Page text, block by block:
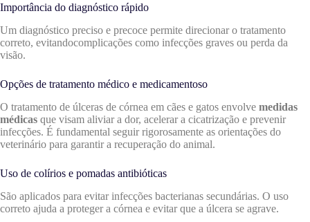
Importância do diagnóstico rápido
Um diagnóstico preciso e precoce permite direcionar o tratamento
correto, evitandocomplicações como infecções graves ou perda da
visão.
Opções de tratamento médico e medicamentoso
O tratamento de úlceras de córnea em cães e gatos envolve medidas
médicas que visam aliviar a dor, acelerar a cicatrização e prevenir
infecções. É fundamental seguir rigorosamente as orientações do
veterinário para garantir a recuperação do animal.
Uso de colírios e pomadas antibióticas
São aplicados para evitar infecções bacterianas secundárias. O uso
correto ajuda a proteger a córnea e evitar que a úlcera se agrave.